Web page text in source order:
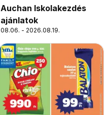
Auchan Iskolakezdés
ajánlatok
08.06. - 2026.08.19.